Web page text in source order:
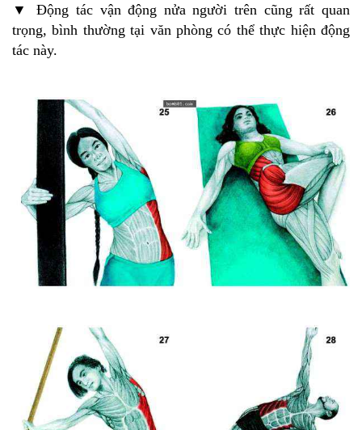
▼ Động tác vận động nửa người trên cũng rất quan
trọng, bình thường tại văn phòng có thể thực hiện động
tác này.